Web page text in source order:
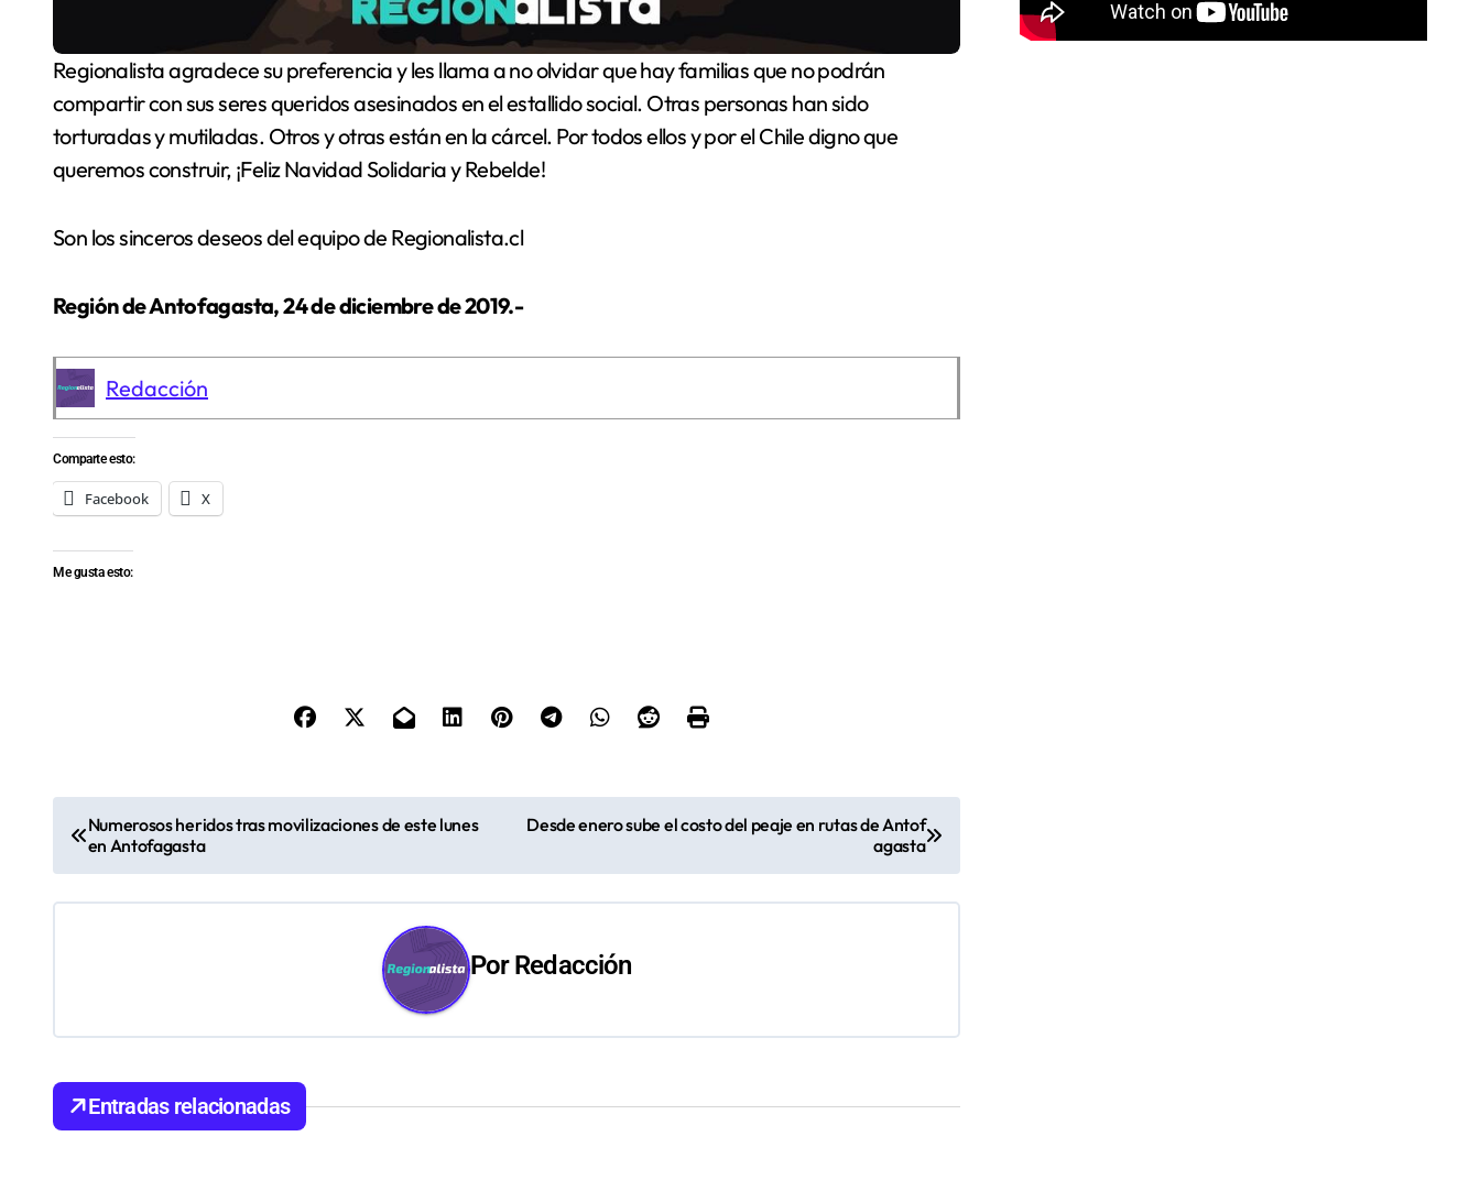
Regionalista agradece su preferencia y les llama a no olvidar que hay familias que no podrán
compartir con sus seres queridos asesinados en el estallido social. Otras personas han sido
torturadas y mutiladas. Otros y otras están en la cárcel. Por todos ellos y por el Chile digno que
queremos construir, ¡Feliz Navidad Solidaria y Rebelde!
Son los sinceros deseos del equipo de Regionalista.cl
Región de Antofagasta, 24 de diciembre de 2019.-
Redacción
Comparte esto:
Facebook X
Me gusta esto:
a
v
a
c
i
Numerosos heridos tras movilizaciones de este lunes
en Antofagasta
Desde enero sube el costo del peaje en rutas de Antof
agasta
PorRedacción
Entradas relacionadas